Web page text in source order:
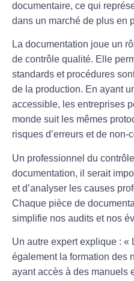
documentaire, ce qui
dans un marché de plus en
La documentation joue un
de contrôle qualité. Elle
standards et procédures
de la production. En ayant
accessible, les entreprises
monde suit les mêmes
risques d’erreurs et de non-
Un professionnel du
documentation, il serait
et d’analyser les causes
Chaque pièce de
simplifie nos audits et nos
Un autre expert explique : «
également la formation des
ayant accès à des manuels